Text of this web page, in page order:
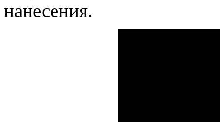
нанесения.